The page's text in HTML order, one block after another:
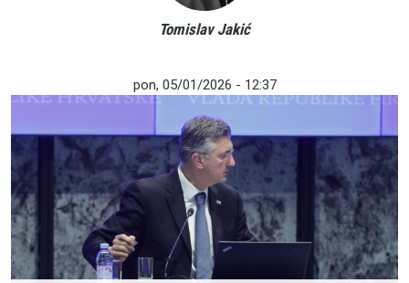
Tomislav Jakić
pon, 05/01/2026 - 12:37